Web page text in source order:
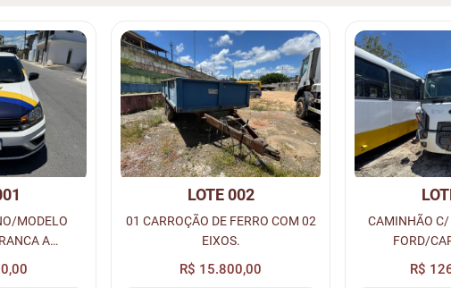
MODELO
A
PLACA:
LOTE 002
01 CARROÇÃO DE FERRO COM 02
EIXOS.
R$ 15.800,00
CAMINHÃO C/
FORD/
ANO/
BRANCA A
R$